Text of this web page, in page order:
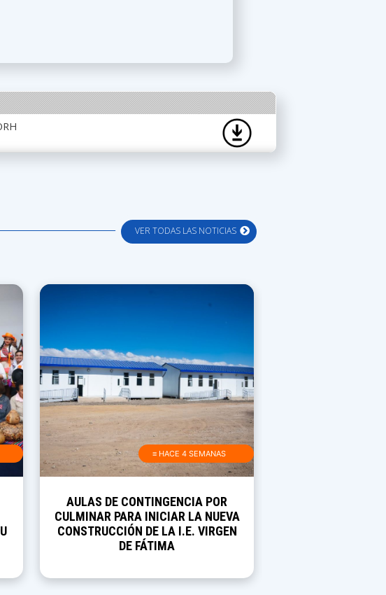
VER TODAS LAS NOTICIAS
≡ HACE 4 SEMANAS
AULAS DE CONTINGENCIA POR
CULMINAR PARA INICIAR LA NUEVA
CONSTRUCCIÓN DE LA I.E. VIRGEN
DE FÁTIMA